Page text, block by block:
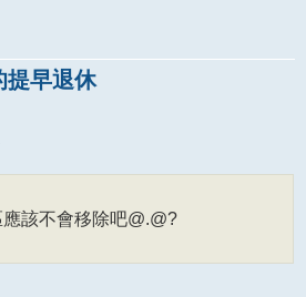
早退休
該不會移除吧@.@?